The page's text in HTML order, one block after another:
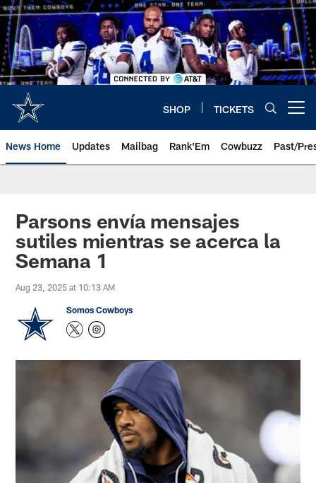
Skip
to
main
content
SHOP TICKETS
News Home Updates Mailbag Rank'Em Cowbuzz Past/
Parsons envía mensajes
sutiles mientras se acerca la
Semana 1
Aug 23, 2025 at 10:13 AM
Somos Cowboys